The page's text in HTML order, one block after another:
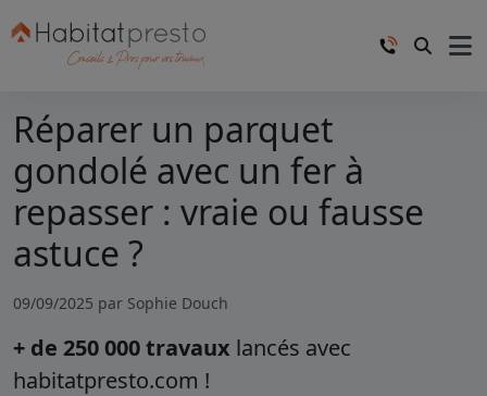
Réparer un parquet
gondolé avec un fer à
repasser : vraie ou fausse
astuce ?
09/09/2025 par Sophie Douch
+ de 250 000 travaux lancés avec
habitatpresto.com !